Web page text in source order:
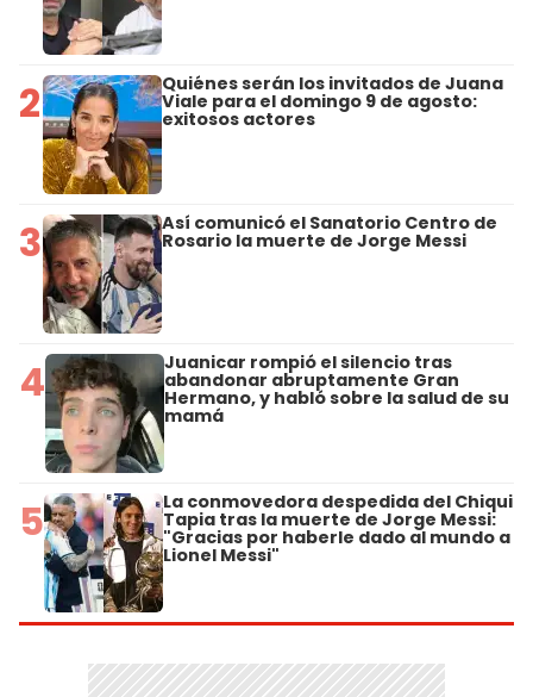
2 Quiénes serán los invitados de Juana
Viale para el domingo 9 de agosto:
exitosos actores
3 Así comunicó el Sanatorio Centro de
Rosario la muerte de Jorge Messi
4 Juanicar rompió el silencio tras
abandonar abruptamente Gran
Hermano, y habló sobre la salud de su
mamá
5 La conmovedora despedida del Chiqui
Tapia tras la muerte de Jorge Messi:
"Gracias por haberle dado al mundo a
Lionel Messi"